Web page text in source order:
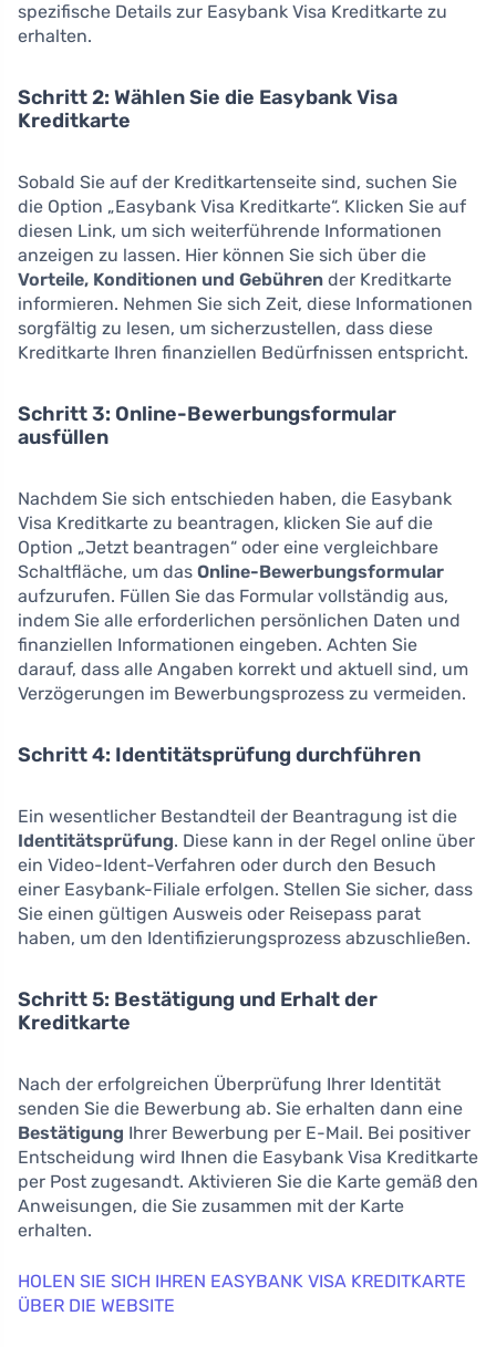
spezifische Details zur Easybank Visa Kreditkarte zu
erhalten.
Schritt 2: Wählen Sie die Easybank Visa
Kreditkarte
Sobald Sie auf der Kreditkartenseite sind, suchen Sie
die Option „Easybank Visa Kreditkarte“. Klicken Sie auf
diesen Link, um sich weiterführende Informationen
anzeigen zu lassen. Hier können Sie sich über die
Vorteile, Konditionen und Gebühren der Kreditkarte
informieren. Nehmen Sie sich Zeit, diese Informationen
sorgfältig zu lesen, um sicherzustellen, dass diese
Kreditkarte Ihren finanziellen Bedürfnissen entspricht.
Schritt 3: Online-Bewerbungsformular
ausfüllen
Nachdem Sie sich entschieden haben, die Easybank
Visa Kreditkarte zu beantragen, klicken Sie auf die
Option „Jetzt beantragen“ oder eine vergleichbare
Schaltfläche, um das Online-Bewerbungsformular
aufzurufen. Füllen Sie das Formular vollständig aus,
indem Sie alle erforderlichen persönlichen Daten und
finanziellen Informationen eingeben. Achten Sie
darauf, dass alle Angaben korrekt und aktuell sind, um
Verzögerungen im Bewerbungsprozess zu vermeiden.
Schritt 4: Identitätsprüfung durchführen
Ein wesentlicher Bestandteil der Beantragung ist die
Identitätsprüfung. Diese kann in der Regel online über
ein Video-Ident-Verfahren oder durch den Besuch
einer Easybank-Filiale erfolgen. Stellen Sie sicher, dass
Sie einen gültigen Ausweis oder Reisepass parat
haben, um den Identifizierungsprozess abzuschließen.
Schritt 5: Bestätigung und Erhalt der
Kreditkarte
Nach der erfolgreichen Überprüfung Ihrer Identität
senden Sie die Bewerbung ab. Sie erhalten dann eine
Bestätigung Ihrer Bewerbung per E-Mail. Bei positiver
Entscheidung wird Ihnen die Easybank Visa Kreditkarte
per Post zugesandt. Aktivieren Sie die Karte gemäß den
Anweisungen, die Sie zusammen mit der Karte
erhalten.
HOLEN SIE SICH IHREN EASYBANK VISA KREDITKARTE
ÜBER DIE WEBSITE